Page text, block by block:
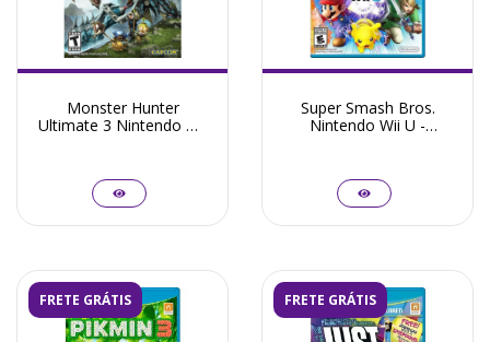
Monster Hunter
Ultimate 3 Nintendo Wii
Super Smash Bros.
Nintendo Wii U -
FRETE GRÁTIS FRETE GRÁTIS